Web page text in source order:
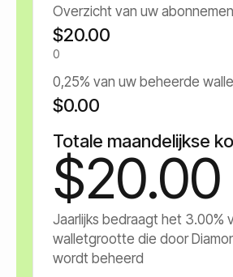
Overzicht van uw
$20.00
0
0,25% van uw beheerde
$0.00
Totale maandelijkse
$20.00
Jaarlijks bedraagt het 3.00%
walletgrootte die door
wordt beheerd